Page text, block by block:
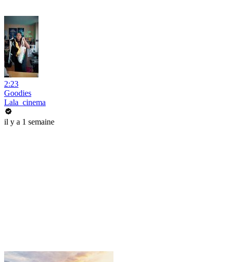
2:23
Goodies
Lala_cinema
il y a 1 semaine